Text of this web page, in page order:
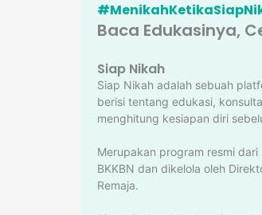
Baca Edukasinya,
Siap Nikah
Siap Nikah adalah sebuah
berisi tentang edukasi,
menghitung kesiapan diri
Merupakan program resmi dari
BKKBN dan dikelola oleh
Remaja.